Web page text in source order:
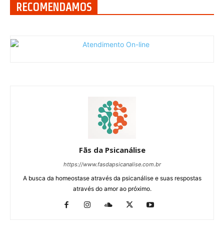
RECOMENDAMOS
Fãs da Psicanálise
https://www.fasdapsicanalise.com.br
A busca da homeostase através da psicanálise e suas respostas
através do amor ao próximo.